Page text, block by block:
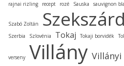
rajnai rizling
recept rozé Sauska sauvignon
Szabó Zoltán Szekszárd
Szerbia Szlovénia Tokaj Tokaji borvidék
verseny Villány